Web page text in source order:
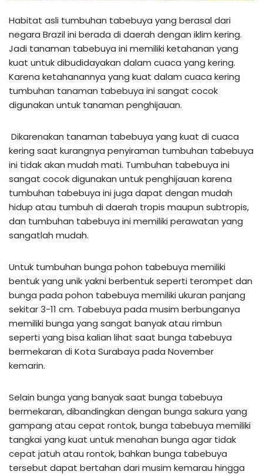
Habitat asli tumbuhan tabebuya yang berasal dari
negara Brazil ini berada di daerah dengan iklim kering.
Jadi tanaman tabebuya ini memiliki ketahanan yang
kuat untuk dibudidayakan dalam cuaca yang kering.
Karena ketahanannya yang kuat dalam cuaca kering
tumbuhan tanaman tabebuya ini sangat cocok
digunakan untuk tanaman penghijauan.
Dikarenakan tanaman tabebuya yang kuat di cuaca
kering saat kurangnya penyiraman tumbuhan tabebuya
ini tidak akan mudah mati. Tumbuhan tabebuya ini
sangat cocok digunakan untuk penghijauan karena
tumbuhan tabebuya ini juga dapat dengan mudah
hidup atau tumbuh di daerah tropis maupun subtropis,
dan tumbuhan tabebuya ini memiliki perawatan yang
sangatlah mudah.
Untuk tumbuhan bunga pohon tabebuya memiliki
bentuk yang unik yakni berbentuk seperti terompet dan
bunga pada pohon tabebuya memiliki ukuran panjang
sekitar 3-11 cm. Tabebuya pada musim berbunganya
memiliki bunga yang sangat banyak atau rimbun
seperti yang bisa kalian lihat saat bunga tabebuya
bermekaran di Kota Surabaya pada November
kemarin.
Selain bunga yang banyak saat bunga tabebuya
bermekaran, dibandingkan dengan bunga sakura yang
gampang atau cepat rontok, bunga tabebuya memiliki
tangkai yang kuat untuk menahan bunga agar tidak
cepat jatuh atau rontok, bahkan bunga tabebuya
tersebut dapat bertahan dari musim kemarau hingga